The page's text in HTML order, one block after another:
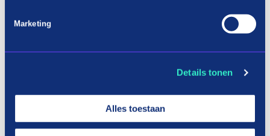
Marketing
Details tonen
Alles toestaan
How it works
Shopping extensions in three terms